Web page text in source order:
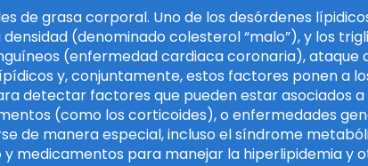
grasa corporal. Uno de los desórdenes
(denominado colesterol “malo”), y los
(enfermedad cardiaca coronaria),
y, conjuntamente, estos factores ponen a
detectar factores que pueden estar asociados
(como los corticoides), o enfermedades
manera especial, incluso el síndrome
medicamentos para manejar la hiperlipidemia y